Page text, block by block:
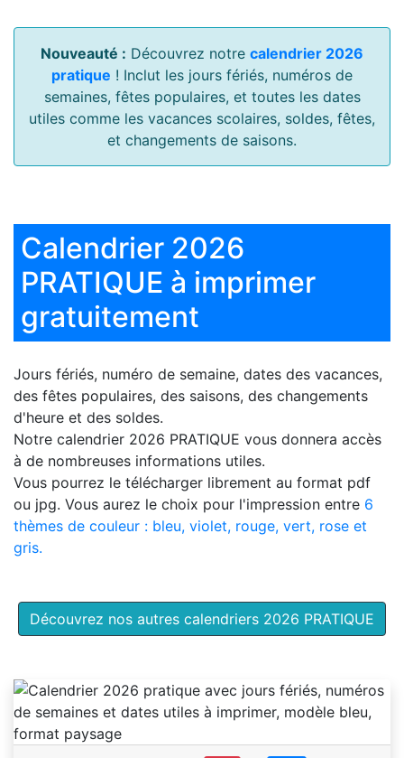
Nouveauté : Découvrez notre calendrier 2026
pratique ! Inclut les jours fériés, numéros de
semaines, fêtes populaires, et toutes les dates
utiles comme les vacances scolaires, soldes, fêtes,
et changements de saisons.
Calendrier 2026
PRATIQUE à imprimer
gratuitement
Jours fériés, numéro de semaine, dates des vacances,
des fêtes populaires, des saisons, des changements
d'heure et des soldes.
Notre calendrier 2026 PRATIQUE vous donnera accès
à de nombreuses informations utiles.
Vous pourrez le télécharger librement au format pdf
ou jpg. Vous aurez le choix pour l'impression entre 6
thèmes de couleur : bleu, violet, rouge, vert, rose et
gris.
Découvrez nos autres calendriers 2026 PRATIQUE